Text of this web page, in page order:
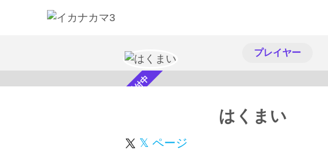
プレイヤー
スカウト受付中 はくまい
𝕏 ページ